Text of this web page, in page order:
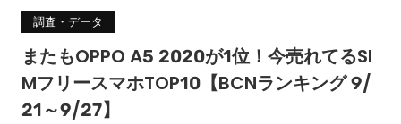
調査・データ
またもOPPO A5 2020が1位！今売れてるSI
MフリースマホTOP10【BCNランキング 9/
21～9/27】